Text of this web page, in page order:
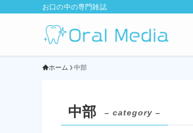
お口の中の専門雑誌
ホーム 中部
中部 – category –